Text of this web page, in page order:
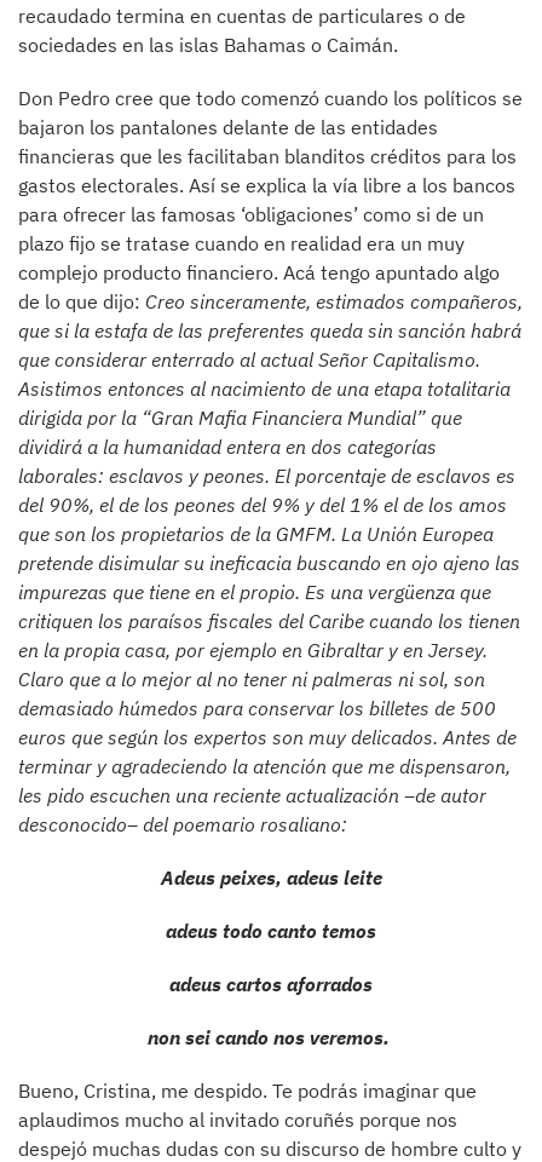
recaudado termina en cuentas de particulares o de
sociedades en las islas Bahamas o Caimán.
Don Pedro cree que todo comenzó cuando los políticos se
bajaron los pantalones delante de las entidades
financieras que les facilitaban blanditos créditos para los
gastos electorales. Así se explica la vía libre a los bancos
para ofrecer las famosas ‘obligaciones’ como si de un
plazo fijo se tratase cuando en realidad era un muy
complejo producto financiero. Acá tengo apuntado algo
de lo que dijo: Creo sinceramente, estimados compañeros,
que si la estafa de las preferentes queda sin sanción habrá
que considerar enterrado al actual Señor Capitalismo.
Asistimos entonces al nacimiento de una etapa totalitaria
dirigida por la “Gran Mafia Financiera Mundial” que
dividirá a la humanidad entera en dos categorías
laborales: esclavos y peones. El porcentaje de esclavos es
del 90%, el de los peones del 9% y del 1% el de los amos
que son los propietarios de la GMFM. La Unión Europea
pretende disimular su ineficacia buscando en ojo ajeno las
impurezas que tiene en el propio. Es una vergüenza que
critiquen los paraísos fiscales del Caribe cuando los tienen
en la propia casa, por ejemplo en Gibraltar y en Jersey.
Claro que a lo mejor al no tener ni palmeras ni sol, son
demasiado húmedos para conservar los billetes de 500
euros que según los expertos son muy delicados. Antes de
terminar y agradeciendo la atención que me dispensaron,
les pido escuchen una reciente actualización –de autor
desconocido– del poemario rosaliano:
Adeus peixes, adeus leite
adeus todo canto temos
adeus cartos aforrados
non sei cando nos veremos.
Bueno, Cristina, me despido. Te podrás imaginar que
aplaudimos mucho al invitado coruñés porque nos
despejó muchas dudas con su discurso de hombre culto y